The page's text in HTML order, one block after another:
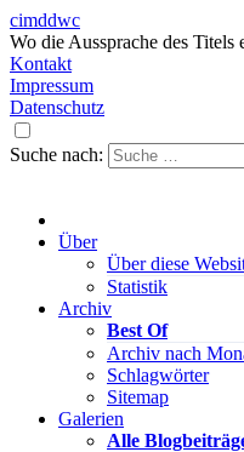
cimddwc
Wo die Aussprache des Titels
Kontakt
Impressum
Datenschutz
Suche nach:
Über
Über diese
Statistik
Archiv
Best Of
Archiv nach
Schlagwörter
Sitemap
Galerien
Alle